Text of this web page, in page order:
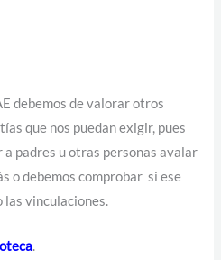
debemos de valorar otros
que nos puedan exigir, pues
padres u otras personas avalar
o debemos comprobar si ese
las vinculaciones.
.